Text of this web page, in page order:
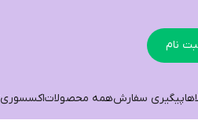
نام
پیگیری سفارشهمه محصولاتاکسسوری